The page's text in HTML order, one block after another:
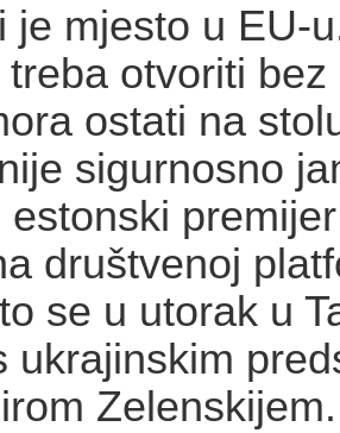
je mjesto u EU-
otvoriti
ostati na
sigurnosno
estonski
društvenoj
se u utorak u
ukrajinskim